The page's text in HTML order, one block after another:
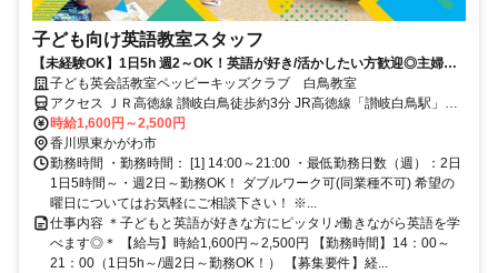
子ども向け英語教室スタッフ
【未経験OK】1日5h 週2～OK！英語が好き/活かしたい方歓迎◎主婦
(夫)/学生も活躍中！
子ども英会話教室ペッピーキッズクラブ 白鳥教室
アクセス ＪＲ高徳線 讃岐白鳥徒歩約3分 JR高徳線「讃岐白鳥駅」よ
り徒歩5分 ／近隣教室への勤務も応相談 ※屋内禁煙
時給1,600円～2,500円
香川県東かがわ市
勤務時間 ・勤務時間： [1] 14:00～21:00 ・最低勤務日数（週）：2日
1日5時間～・週2日～勤務OK！ ダブルワーク可(同業種不可) 希望の
曜日についてはお気軽にご相談下さい！ ※...
仕事内容 ＊子どもと英語が好きな方にピッタリ♪働きながら英語を学
べます◎＊ 【給与】時給1,600円～2,500円 【勤務時間】14：00～
21：00（1日5h～/週2日～勤務OK！） 【募集要件】経...